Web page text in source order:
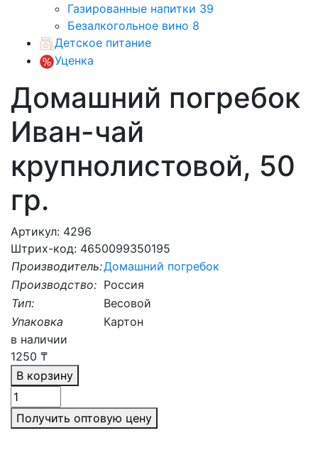
Газированные напитки 39
Безалкогольное вино 8
Детское питание
Уценка
Домашний погребок
Иван-чай
крупнолистовой, 50
гр.
Артикул: 4296
Штрих-код: 4650099350195
Производитель:Домашний погребок
Производство: Россия
Тип:
Весовой
Упаковка
Картон
в наличии
1250 ₸
В корзину
Получить оптовую цену